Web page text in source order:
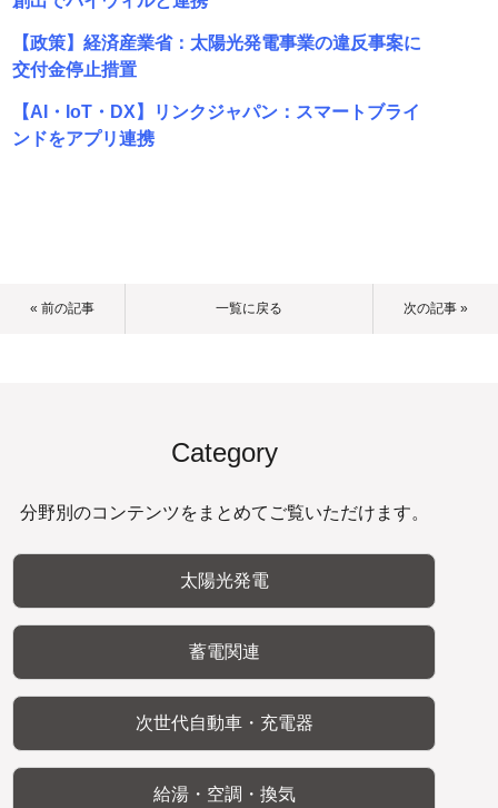
【政策】経済産業省：太陽光発電事業の違反事案に
交付金停止措置
【AI・IoT・DX】リンクジャパン：スマートブライ
ンドをアプリ連携
« 前の記事 一覧に戻る 次の記事 »
Category
分野別のコンテンツをまとめてご覧いただけます。
太陽光発電
蓄電関連
次世代自動車・充電器
給湯・空調・換気